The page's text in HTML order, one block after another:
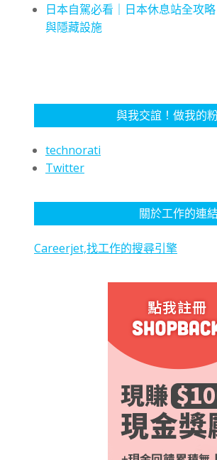
日本自駕必看｜日本休息站全攻
與隱藏設施
與我交誼！做我的
technorati
Twitter
關於工作的連
Careerjet,找工作的搜尋引擎